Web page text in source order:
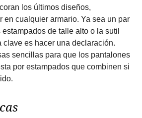
los últimos diseños,
en cualquier armario. Ya sea un par
de talle alto o la sutil
clave es hacer una declaración.
sencillas para que los pantalones
por estampados que combinen si